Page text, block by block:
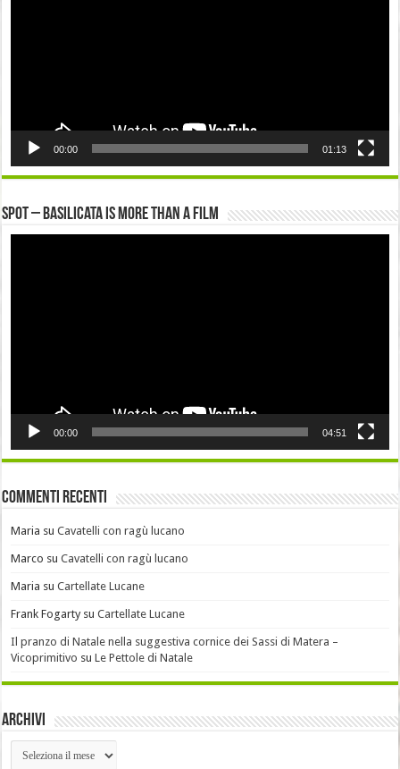
00:00 01:13
Spot – Basilicata is more than a Film
00:00 04:51
Commenti recenti
Maria suCavatelli con ragù lucano
Marco suCavatelli con ragù lucano
Maria suCartellate Lucane
Frank FogartysuCartellate Lucane
Il pranzo di Natale nella suggestiva cornice dei Sassi di Matera –
Vicoprimitivo suLe Pettole di Natale
Archivi
Archivi